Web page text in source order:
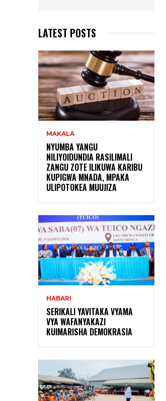
LATEST POSTS
MAKALA
NYUMBA YANGU
NILIYOIDUNDIA RASILIMALI
ZANGU ZOTE ILIKUWA KARIBU
KUPIGWA MNADA, MPAKA
ULIPOTOKEA MUUJIZA
HABARI
SERIKALI YAVITAKA VYAMA
VYA WAFANYAKAZI
KUIMARISHA DEMOKRASIA